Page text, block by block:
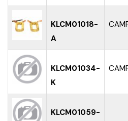
KLCM01018-
A
KLCM01034-
K
KLCM01059-